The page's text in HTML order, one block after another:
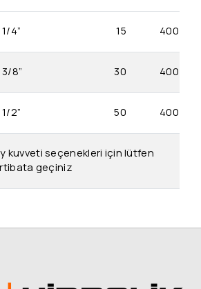
Kumanda Kolları
Kolları
Valfler
1/4” 15 400
3/8” 30 400
1/2” 50 400
kuvveti seçenekleri için lütfen
geçiniz